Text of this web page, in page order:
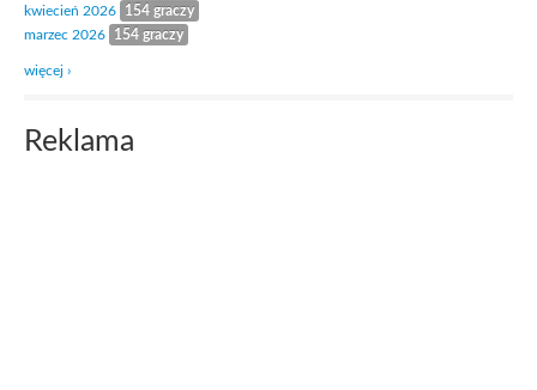
kwiecień 2026
154 graczy
marzec 2026
154 graczy
więcej ›
Reklama